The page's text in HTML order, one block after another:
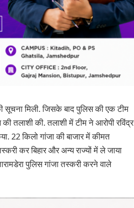
सूचना मिली. जिसके बाद पुलिस की एक टीम
तलाशी की. तलाशी में टीम ने आरोपी रविंद्र
22 किलो गांजा की बाजार में कीमत
कर बिहार और अन्य राज्यों में ले जाया
पुलिस गांजा तस्करी करने वाले